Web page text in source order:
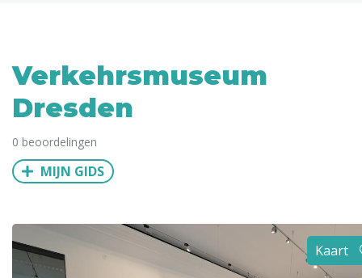
Europa
Noord-Amerika
Azië
Andere wereldsteden
Alle steden
Verkehrsmuseum
Dresden
0 beoordelingen
MIJN GIDS
Kaart